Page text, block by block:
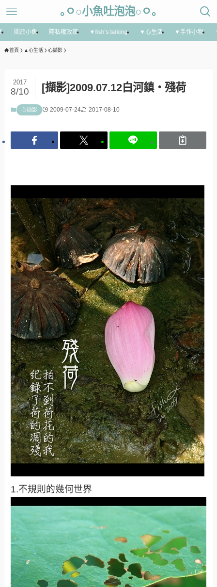
｡ㅇ○小魚吐泡泡○ㅇ｡
關於小魚 隱私權政策 ▼fish’s talking ▼心生活 ▼手作小物
首頁 ▲心生活 心擷影
[擷影]2009.07.12白河鎮‧殘荷
2017
8/10
心擷影 2009-07-24 2017-08-10
1.不規則的幾何世界